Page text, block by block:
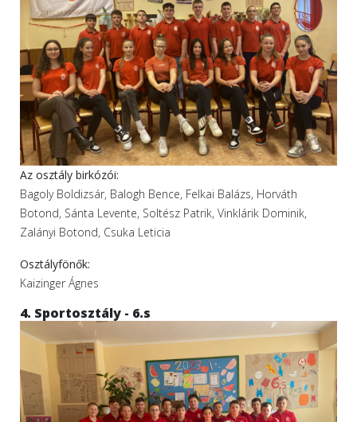
Az osztály birkózói:
Bagoly Boldizsár, Balogh Bence, Felkai Balázs, Horváth
Botond, Sánta Levente, Soltész Patrik, Vinklárik Dominik,
Zalányi Botond, Csuka Leticia
Osztályfönők:
Kaizinger Ágnes
4. Sportosztály - 6.s